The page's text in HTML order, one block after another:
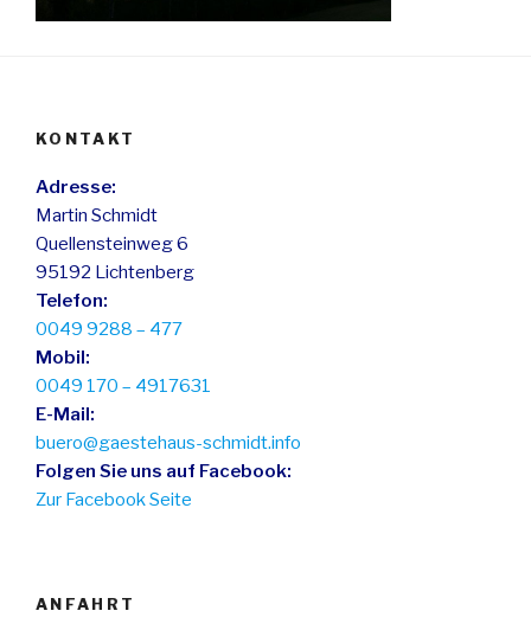
KONTAKT
Adresse:
Martin Schmidt
Quellensteinweg 6
95192 Lichtenberg
Telefon:
0049 9288 – 477
Mobil:
0049 170 – 4917631
E-Mail:
buero@gaestehaus-schmidt.info
Folgen Sie uns auf Facebook:
Zur Facebook Seite
ANFAHRT